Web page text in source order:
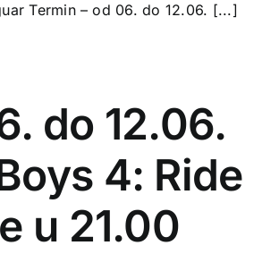
Termin – od 06. do 12.06. [...]
do 12.06.
4: Ride
u 21.00